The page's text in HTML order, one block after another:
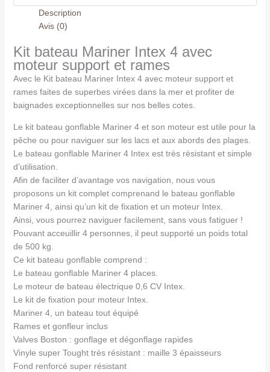
Description
Avis (0)
Kit bateau Mariner Intex 4 avec
moteur support et rames
Avec le Kit bateau Mariner Intex 4 avec moteur support et
rames faites de superbes virées dans la mer et profiter de
baignades exceptionnelles sur nos belles cotes.
Le kit bateau gonflable Mariner 4 et son moteur est utile pour la
pêche ou pour naviguer sur les lacs et aux abords des plages.
Le bateau gonflable Mariner 4 Intex est très résistant et simple
d’utilisation.
Afin de faciliter d’avantage vos navigation, nous vous
proposons un kit complet comprenand le bateau gonflable
Mariner 4, ainsi qu’un kit de fixation et un moteur Intex.
Ainsi, vous pourrez naviguer facilement, sans vous fatiguer !
Pouvant acceuillir 4 personnes, il peut supporté un poids total
de 500 kg.
Ce kit bateau gonflable comprend :
Le bateau gonflable Mariner 4 places.
Le moteur de bateau électrique 0,6 CV Intex.
Le kit de fixation pour moteur Intex.
Mariner 4, un bateau tout équipé
Rames et gonfleur inclus
Valves Boston : gonflage et dégonflage rapides
Vinyle super Tought très résistant : maille 3 épaisseurs
Fond renforcé super résistant